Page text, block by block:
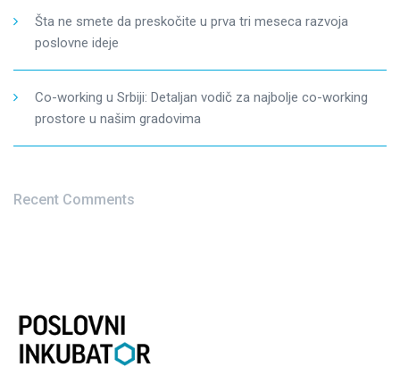
Šta ne smete da preskočite u prva tri meseca razvoja
poslovne ideje
Co-working u Srbiji: Detaljan vodič za najbolje co-working
prostore u našim gradovima
Recent Comments